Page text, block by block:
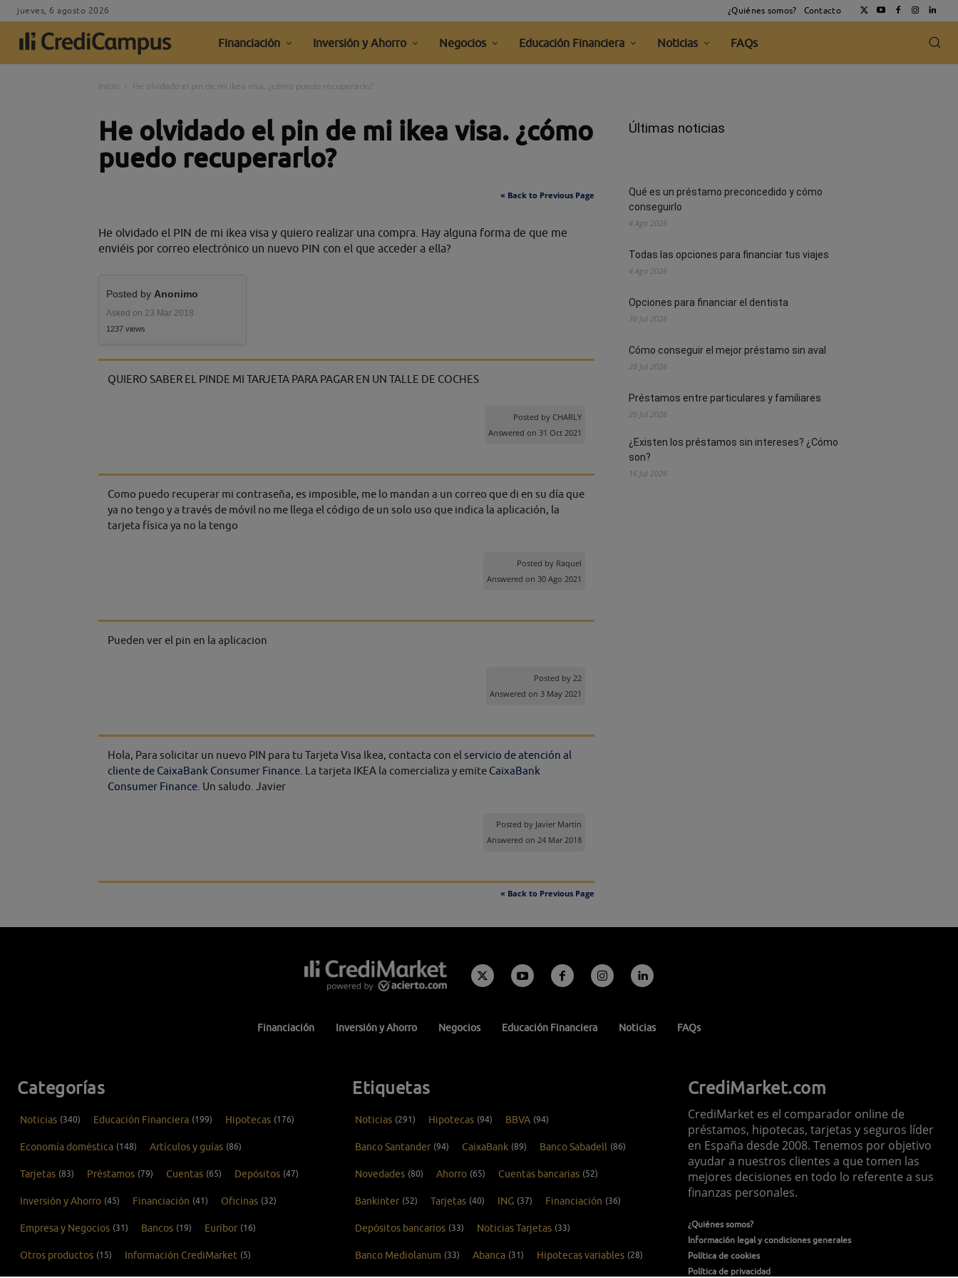
jueves, 6 agosto 2026 ¿Quiénes somos? Contacto
Financiación Inversión y Ahorro Negocios Educación Financiera Noticias FAQs
Inicio He olvidado el pin de mi ikea visa. ¿cómo puedo recuperarlo?
He olvidado el pin de mi ikea visa. ¿cómo
puedo recuperarlo?
« Back to Previous Page
He olvidado el PIN de mi ikea visa y quiero realizar una compra. Hay alguna forma de que me
enviéis por correo electrónico un nuevo PIN con el que acceder a ella?
Posted by Anonimo
Asked on 23 Mar 2018
1237 views
QUIERO SABER EL PINDE MI TARJETA PARA PAGAR EN UN TALLE DE COCHES
Posted by CHARLY
Answered on 31 Oct 2021
Como puedo recuperar mi contraseña, es imposible, me lo mandan a un correo que di en su día que
ya no tengo y a través de móvil no me llega el código de un solo uso que indica la aplicación, la
tarjeta física ya no la tengo
Posted by Raquel
Answered on 30 Ago 2021
Pueden ver el pin en la aplicacion
Posted by 22
Answered on 3 May 2021
Hola, Para solicitar un nuevo PIN para tu Tarjeta Visa Ikea, contacta con el servicio de atención al
cliente de CaixaBank Consumer Finance . La tarjeta IKEA la comercializa y emite CaixaBank
Consumer Finance . Un saludo. Javier
Posted by Javier Martin
Answered on 24 Mar 2018
« Back to Previous Page
Últimas noticias
Qué es un préstamo preconcedido y cómo
conseguirlo
4 Ago 2026
Todas las opciones para financiar tus viajes
4 Ago 2026
Opciones para financiar el dentista
30 Jul 2026
Cómo conseguir el mejor préstamo sin aval
28 Jul 2026
Préstamos entre particulares y familiares
20 Jul 2026
¿Existen los préstamos sin intereses? ¿Cómo
son?
16 Jul 2026
Financiación Inversión y Ahorro Negocios Educación Financiera Noticias FAQs
Categorías
Noticias (340) Educación Financiera (199) Hipotecas (176)
Economía doméstica (148) Artículos y guías (86)
Tarjetas (83) Préstamos (79) Cuentas (65) Depósitos (47)
Inversión y Ahorro (45) Financiación (41) Oficinas (32)
Empresa y Negocios (31) Bancos (19) Euríbor (16)
Otros productos (15) Información CrediMarket (5)
Etiquetas
Noticias (291) Hipotecas (94) BBVA (94)
Banco Santander (94) CaixaBank (89) Banco Sabadell (86)
Novedades (80) Ahorro (65) Cuentas bancarias (52)
Bankinter (52) Tarjetas (40) ING (37) Financiación (36)
Depósitos bancarios (33) Noticias Tarjetas (33)
Banco Mediolanum (33) Abanca (31) Hipotecas variables (28)
CrediMarket.com
CrediMarket es el comparador online de
préstamos, hipotecas, tarjetas y seguros líder
en España desde 2008. Tenemos por objetivo
ayudar a nuestros clientes a que tomen las
mejores decisiones en todo lo referente a sus
finanzas personales.
¿Quiénes somos?
Información legal y condiciones generales
Política de cookies
Política de privacidad